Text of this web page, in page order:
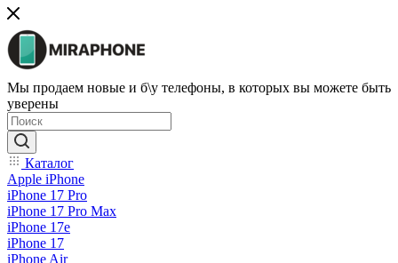
Мы продаем новые и б\у телефоны, в которых вы можете быть
уверены
Каталог
Apple iPhone
iPhone 17 Pro
iPhone 17 Pro Max
iPhone 17e
iPhone 17
iPhone Air